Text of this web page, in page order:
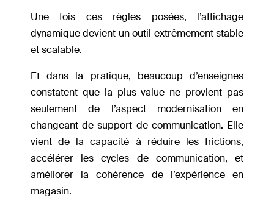
Une fois ces règles posées, l’affichage
dynamique devient un outil extrêmement stable
et scalable.
Et dans la pratique, beaucoup d’enseignes
constatent que la plus value ne provient pas
seulement de l’aspect modernisation en
changeant de support de communication. Elle
vient de la capacité à réduire les frictions,
accélérer les cycles de communication, et
améliorer la cohérence de l’expérience en
magasin.